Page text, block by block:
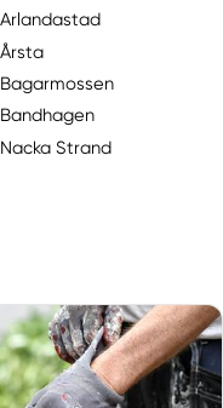
Arlandastad
Årsta
Bagarmossen
Bandhagen
Nacka Strand
Danderyd
Djurhamn
Djursholm
Drottningholm